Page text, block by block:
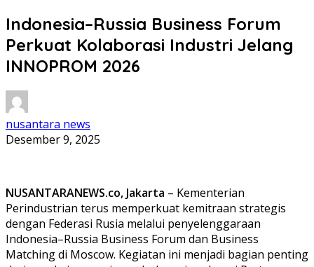
Indonesia–Russia Business Forum
Perkuat Kolaborasi Industri Jelang
INNOPROM 2026
nusantara news
Desember 9, 2025
NUSANTARANEWS.co, Jakarta – Kementerian
Perindustrian terus memperkuat kemitraan strategis
dengan Federasi Rusia melalui penyelenggaraan
Indonesia–Russia Business Forum dan Business
Matching di Moscow. Kegiatan ini menjadi bagian penting